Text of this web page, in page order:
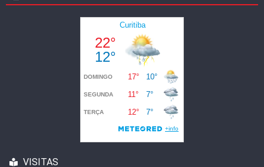
VISITAS